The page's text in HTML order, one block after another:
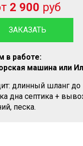
2 900 руб
ЗАКАЗАТЬ
в работе:
машина или
длинный шланг до
дна септика +
песка.